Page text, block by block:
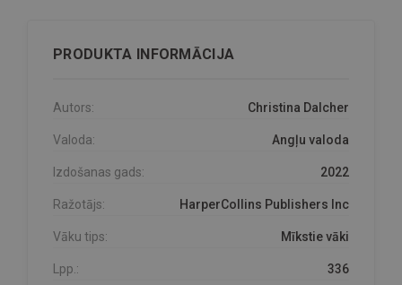
PRODUKTA INFORMĀCIJA
Autors: Christina Dalcher
Valoda: Angļu valoda
Izdošanas gads: 2022
Ražotājs: HarperCollins Publishers Inc
Vāku tips: Mīkstie vāki
Lpp.: 336